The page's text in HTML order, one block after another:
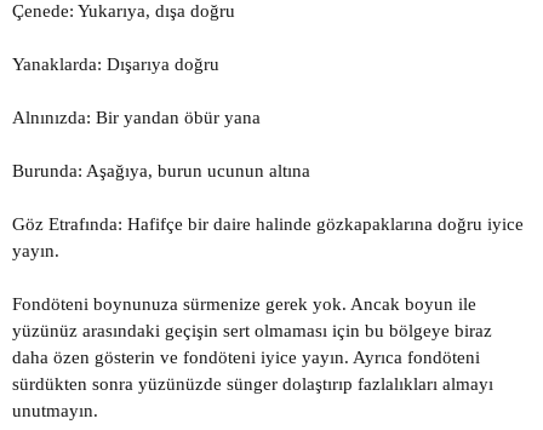
Çenede: Yukarıya, dışa doğru
Yanaklarda: Dışarıya doğru
Alnınızda: Bir yandan öbür yana
Burunda: Aşağıya, burun ucunun altına
Göz Etrafında: Hafifçe bir daire halinde gözkapaklarına doğru iyice
yayın.
Fondöteni boynunuza sürmenize gerek yok. Ancak boyun ile
yüzünüz arasındaki geçişin sert olmaması için bu bölgeye biraz
daha özen gösterin ve fondöteni iyice yayın. Ayrıca fondöteni
sürdükten sonra yüzünüzde sünger dolaştırıp fazlalıkları almayı
unutmayın.